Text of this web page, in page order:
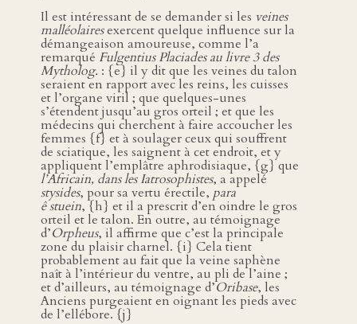
Il est intéressant de se demander si les veines
malléolairesexercent quelque influence sur la
démangeaison amoureuse, comme l’a
remarqué Fulgentius Placiades au livre 3 des
Mytholog. : {e} il y dit que les veines du talon
seraient en rapport avec les reins, les cuisses
et l’organe viril ; que quelques-unes
s’étendent jusqu’au gros orteil ; et que les
médecins qui cherchent à faire accoucher les
femmes {f} et à soulager ceux qui souffrent
de sciatique, les saignent à cet endroit, et y
appliquent l’emplâtre aphrodisiaque, {g} que
l’Africain, dans les Iatrosophistes, a appelé
stysides, pour sa vertu érectile, para
ê stuein, {h} et il a prescrit d’en oindre le gros
orteil et le talon. En outre, au témoignage
d’Orpheus, il affirme que c’est la principale
zone du plaisir charnel. {i} Cela tient
probablement au fait que la veine saphène
naît à l’intérieur du ventre, au pli de l’aine ;
et d’ailleurs, au témoignage d’Oribase, les
Anciens purgeaient en oignant les pieds avec
de l’ellébore. {j}